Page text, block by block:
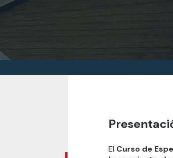
El Curso de